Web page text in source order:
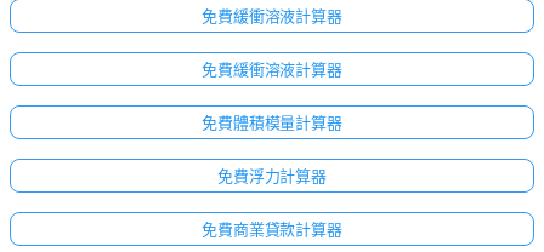
免費緩衝溶液計算器
免費緩衝溶液計算器
免費體積模量計算器
免費浮力計算器
免費商業貸款計算器